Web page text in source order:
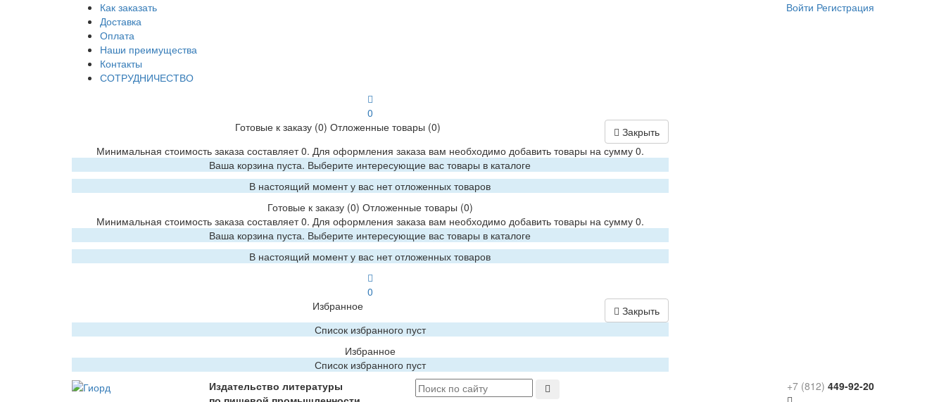
Как заказать
Доставка
Оплата
Наши преимущества
Контакты
СОТРУДНИЧЕСТВО
0
Готовые к заказу (0) Отложенные товары (0)
Закрыть
Минимальная стоимость заказа составляет 0. Для оформления заказа вам необходимо добавить товары на сумму 0.
Ваша корзина пуста. Выберите интересующие вас товары в каталоге
В настоящий момент у вас нет отложенных товаров
Готовые к заказу(0) Отложенные товары (0)
Минимальная стоимость заказа составляет 0. Для оформления заказа вам необходимо добавить товары на сумму 0.
Ваша корзина пуста. Выберите интересующие вас товары в каталоге
В настоящий момент у вас нет отложенных товаров
0
Избранное
Закрыть
Список избранного пуст
Избранное
Список избранного пуст
Войти Регистрация
Издательство литературы
+7 (812) 449-92-20